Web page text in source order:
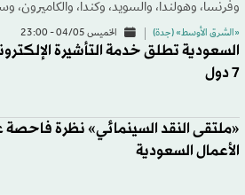
وفرنسا، وهولندا، والسويد، وكندا، والكاميرون،
«الشرق الأوسط» (جدة) الخميس 04/05 - 23:00
السعودية تطلق خدمة التأشيرة
7 دول
«ملتقى النقد السينمائي» نظرة
الأعمال السعودية